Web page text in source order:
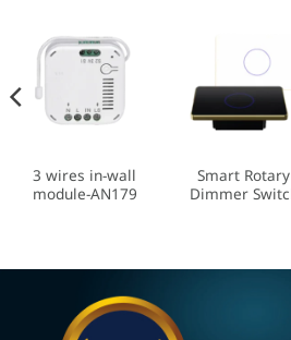
3 wires in-wall
module-AN179
Smart Rotary
Dimmer